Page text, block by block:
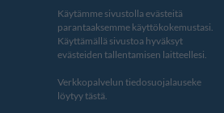
Käytämme sivustolla evästeitä
parantaaksemme käyttökokemustasi.
Käyttämällä sivustoa hyväksyt
evästeiden tallentamisen laitteellesi.
Verkkopalvelun tiedosuojalauseke
löytyy tästä.